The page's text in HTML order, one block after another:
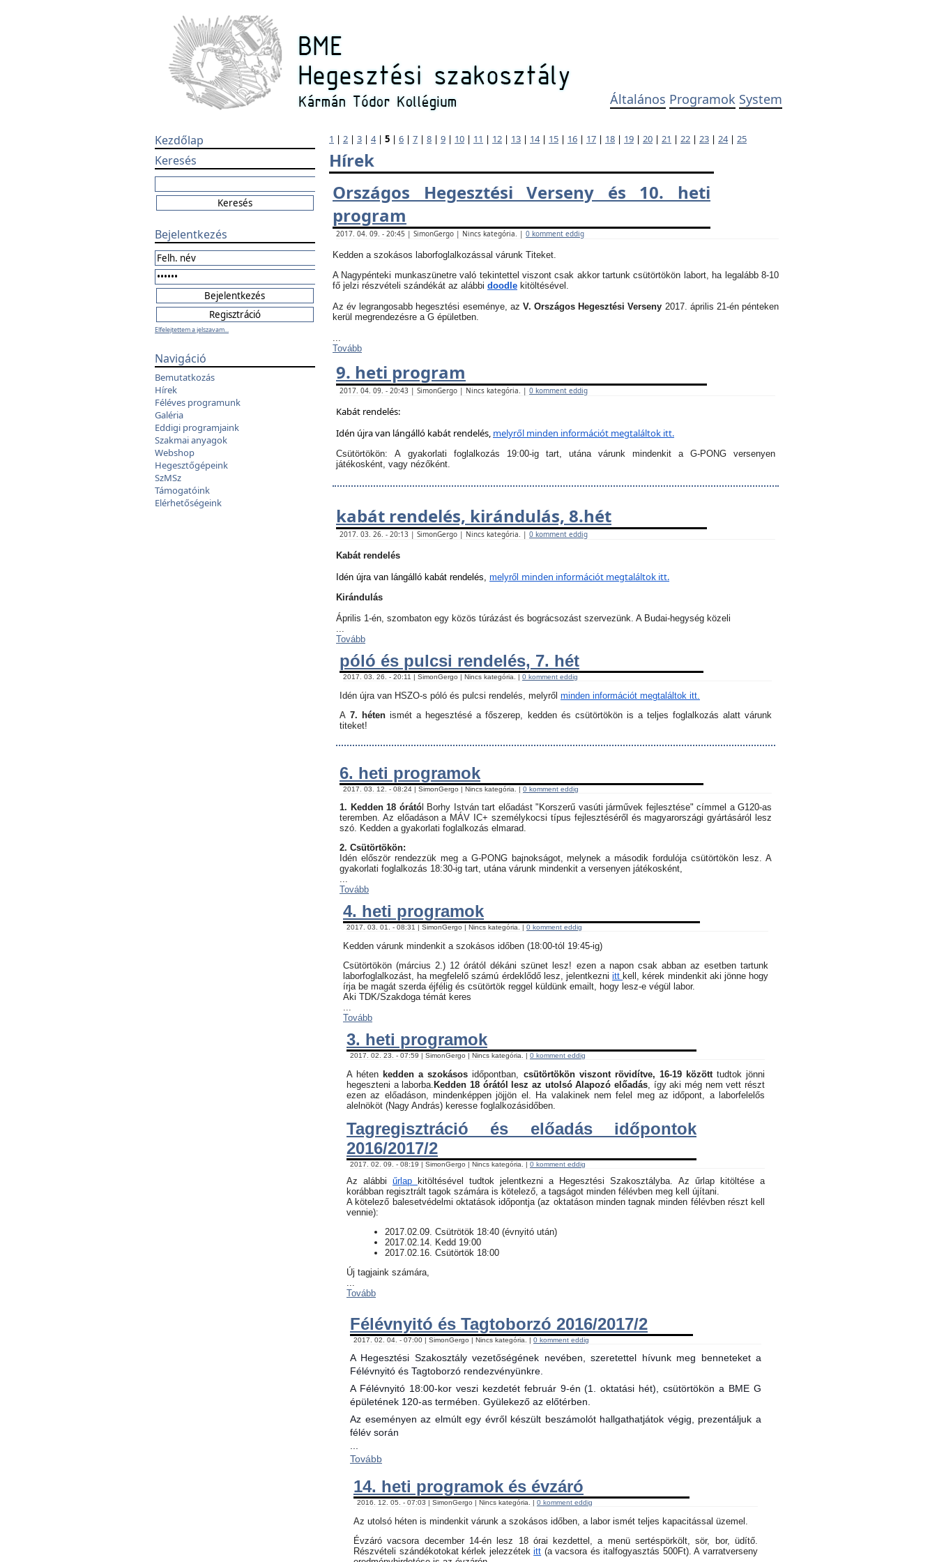
Általános Programok System
Kezdőlap
Keresés
Bejelentkezés
Elfelejtettem a jelszavam...
Navigáció
Bemutatkozás
Hírek
Féléves programunk
Galéria
Eddigi programjaink
Szakmai anyagok
Webshop
Hegesztőgépeink
SzMSz
Támogatóink
Elérhetőségeink
1 | 2 | 3 | 4| 5 | 6 | 7 | 8 | 9 | 10 | 11 | 12 | 13 | 14| 15 | 16 | 17 | 18 | 19 | 20 | 21 | 22 | 23 | 24| 25
Hírek
Országos Hegesztési Verseny és 10. heti
program
2017. 04. 09. - 20:45 | SimonGergo | Nincs kategória. | 0 komment eddig
Kedden a szokásos laborfoglalkozással várunk Titeket.
A Nagypénteki munkaszünetre való tekintettel viszont csak akkor tartunk csütörtökön labort, ha legalább 8-10
fő jelzi részvételi szándékát az alábbi doodle kitöltésével.
Az év legrangosabb hegesztési eseménye, az V. Országos Hegesztési Verseny 2017. április 21-én pénteken
kerül megrendezésre a G épületben.
...
Tovább
9. heti program
2017. 04. 09. - 20:43 | SimonGergo | Nincs kategória. | 0 komment eddig
Kabát rendelés:
Idén újra van lángálló kabát rendelés, melyről minden információt megtaláltok itt.
Csütörtökön: A gyakorlati foglalkozás 19:00-ig tart, utána várunk mindenkit a G-PONG versenyen
játékosként, vagy nézőként.
kabát rendelés, kirándulás, 8.hét
2017. 03. 26. - 20:13 | SimonGergo | Nincs kategória. | 0 komment eddig
Kabát rendelés
Idén újra van lángálló kabát rendelés, melyről minden információt megtaláltok itt.
Kirándulás
Április 1-én, szombaton egy közös túrázást és bográcsozást szervezünk. A Budai-hegység közeli
...
Tovább
póló és pulcsi rendelés, 7. hét
2017. 03. 26. - 20:11 | SimonGergo | Nincs kategória. | 0 komment eddig
Idén újra van HSZO-s póló és pulcsi rendelés, melyről minden információt megtaláltok itt.
A7. hétenismét a hegesztésé a főszerep, kedden és csütörtökön is a teljes foglalkozás alatt várunk
titeket!
6. heti programok
2017. 03. 12. - 08:24 | SimonGergo | Nincs kategória. | 0 komment eddig
1. Kedden 18 órától Borhy István tart előadást "Korszerű vasúti járművek fejlesztése" címmel a G120-as
teremben. Az előadáson a MÁV IC+ személykocsi típus fejlesztéséről és magyarországi gyártásáról lesz
szó. Kedden a gyakorlati foglalkozás elmarad.
2. Csütörtökön:
Idén először rendezzük meg a G-PONG bajnokságot, melynek a második fordulója csütörtökön lesz. A
gyakorlati foglalkozás 18:30-ig tart, utána várunk mindenkit a versenyen játékosként,
...
Tovább
4. heti programok
2017. 03. 01. - 08:31 | SimonGergo | Nincs kategória. | 0 komment eddig
Kedden várunk mindenkit a szokásos időben (18:00-tól 19:45-ig)
Csütörtökön (március 2.) 12 órától dékáni szünet lesz! ezen a napon csak abban az esetben tartunk
laborfoglalkozást, ha megfelelő számú érdeklődő lesz, jelentkezniitt kell, kérek mindenkit aki jönne hogy
írja be magát szerda éjfélig és csütörtök reggel küldünk emailt, hogy lesz-e végül labor.
Aki TDK/Szakdoga témát keres
Tovább
3. heti programok
2017. 02. 23. - 07:59 | SimonGergo | Nincs kategória. | 0 komment eddig
A héten kedden a szokásos időpontban, csütörtökön viszont rövidítve, 16-19 között tudtok jönni
hegeszteni a laborba.Kedden 18 órától lesz az utolsó Alapozó előadás , így aki még nem vett részt
ezen az előadáson, mindenképpen jöjjön el. Ha valakinek nem felel meg az időpont, a laborfelelős
alelnököt (Nagy András) keresse foglalkozásidőben.
Tagregisztráció és előadás időpontok
2016/2017/2
2017. 02. 09. - 08:19 | SimonGergo | Nincs kategória. | 0 komment eddig
Az alábbi űrlap
kitöltésével tudtok jelentkezni a Hegesztési Szakosztályba. Az űrlap kitöltése a
korábban regisztrált tagok számára is kötelező, a tagságot minden félévben meg kell újítani.
​A kötelező balesetvédelmi oktatások időpontja (az oktatáson minden tagnak minden félévben részt kell
vennie):
​2017.02.09. Csütrötök 18:40 (évnyitó után)
2017.02.14. Kedd 19:00
2017.02.16. Csütörtök 18:00
Új tagjaink számára,
...
Tovább
Félévnyitó és Tagtoborzó 2016/2017/2
2017. 02. 04. - 07:00 | SimonGergo | Nincs kategória. | 0 komment eddig
A Hegesztési Szakosztály vezetőségének nevében, szeretettel hívunk meg benneteket a
Félévnyitó és Tagtoborzó rendezvényünkre.
A Félévnyitó 18:00-kor veszi kezdetét február 9-én (1. oktatási hét), csütörtökön a BME G
épületének 120-as termében. Gyülekező az előtérben.
Az eseményen az elmúlt egy évről készült beszámolót hallgathatjátok végig, prezentáljuk a
félév során
...
Tovább
14. heti programok és évzáró
2016. 12. 05. - 07:03 | SimonGergo | Nincs kategória. | 0 komment eddig
Az utolsó héten is mindenkit várunk a szokásos időben, a labor ismét teljes kapacitással üzemel.
Évzáró vacsora december 14-én lesz 18 órai kezdettel, a menü sertéspörkölt, sör, bor, üdítő.
Részvételi szándékotokat kérlek jelezzétekitt (a vacsora és italfogyasztás 500Ft). A varratverseny